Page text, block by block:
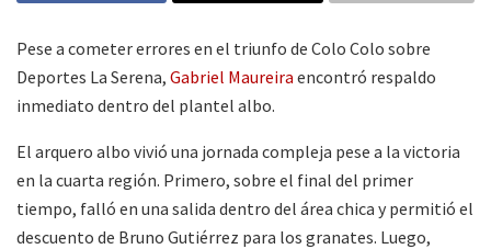
Pese a cometer errores en el triunfo de Colo Colo sobre
Deportes La Serena, Gabriel Maureira encontró respaldo
inmediato dentro del plantel albo.
El arquero albo vivió una jornada compleja pese a la victoria
en la cuarta región. Primero, sobre el final del primer
tiempo, falló en una salida dentro del área chica y permitió el
descuento de Bruno Gutiérrez para los granates. Luego,